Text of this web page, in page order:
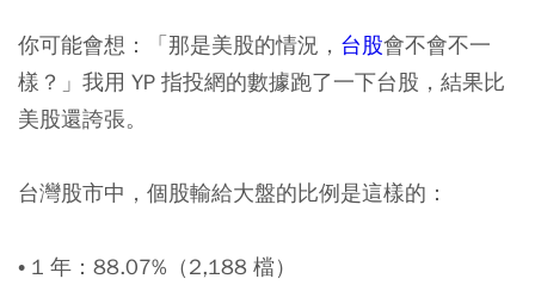
你可能會想：「那是美股的情況， 台股會不會不一
樣？」我用 YP 指投網的數據跑了一下台股，結果比
美股還誇張。
台灣股市中，個股輸給大盤的比例是這樣的：
• 1 年：88.07%（2,188 檔）